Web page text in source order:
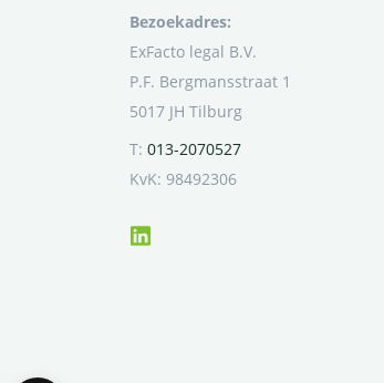
Bezoekadres:
ExFacto legal B.V.
P.F. Bergmansstraat 1
5017 JH Tilburg
T: 013-2070527
KvK: 98492306